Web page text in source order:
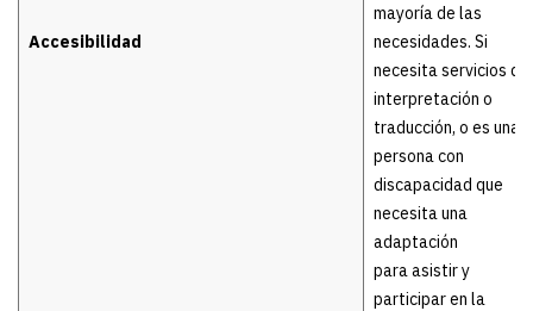
Accesibilidad
mayoría de las
necesidades. Si
necesita servicios de
interpretación o
traducción, o es una
persona con
discapacidad que
necesita una
adaptación
para asistir y
participar en la